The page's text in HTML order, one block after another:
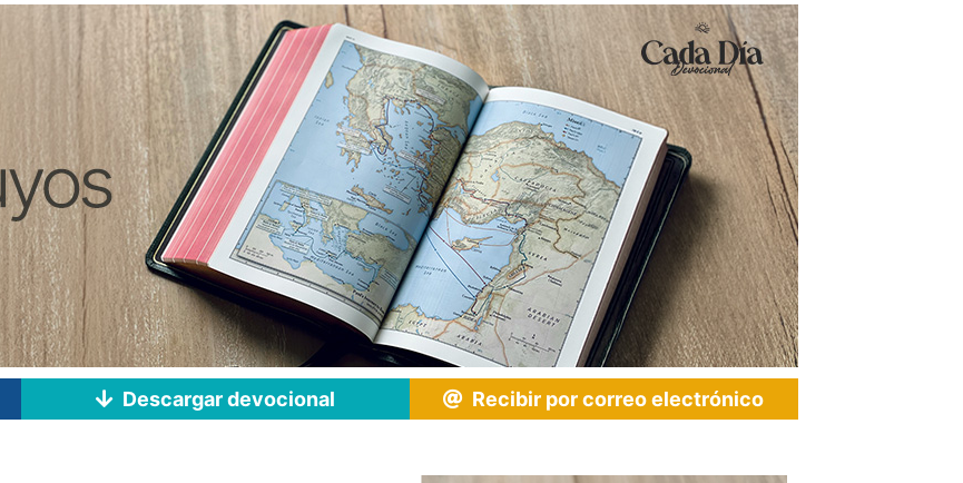
Descargar devocional Recibir por correo electrónico